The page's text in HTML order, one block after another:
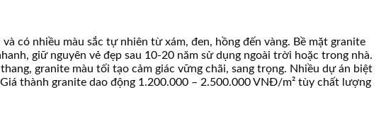
có nhiều màu sắc tự nhiên từ xám, đen, hồng đến vàng. Bề mặt granite
giữ nguyên vẻ đẹp sau 10-20 năm sử dụng ngoài trời hoặc trong nhà.
granite màu tối tạo cảm giác vững chãi, sang trọng. Nhiều dự án biệt
thành granite dao động 1.200.000 – 2.500.000 VNĐ/m² tùy chất lượng